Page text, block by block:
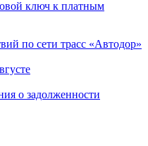
ключ к платным
по сети трасс «Автодор»
о задолженности